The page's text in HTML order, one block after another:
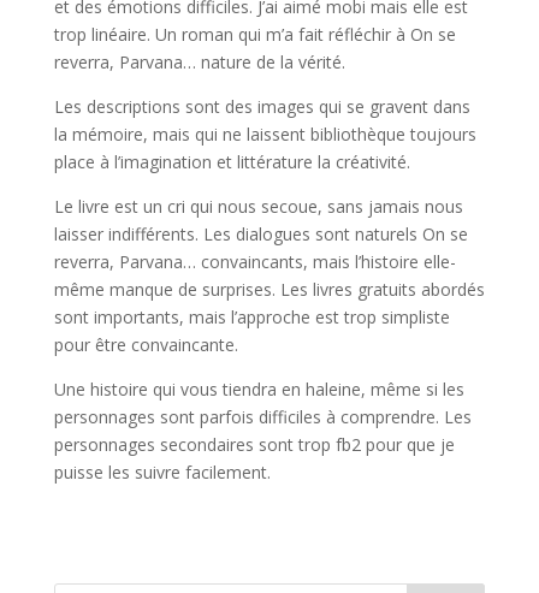
et des émotions difficiles. J’ai aimé mobi mais elle est
trop linéaire. Un roman qui m’a fait réfléchir à On se
reverra, Parvana… nature de la vérité.
Les descriptions sont des images qui se gravent dans
la mémoire, mais qui ne laissent bibliothèque toujours
place à l’imagination et littérature la créativité.
Le livre est un cri qui nous secoue, sans jamais nous
laisser indifférents. Les dialogues sont naturels On se
reverra, Parvana… convaincants, mais l’histoire elle-
même manque de surprises. Les livres gratuits abordés
sont importants, mais l’approche est trop simpliste
pour être convaincante.
Une histoire qui vous tiendra en haleine, même si les
personnages sont parfois difficiles à comprendre. Les
personnages secondaires sont trop fb2 pour que je
puisse les suivre facilement.